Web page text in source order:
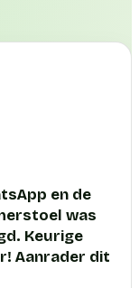
en de
was
Keurige
Aanrader dit